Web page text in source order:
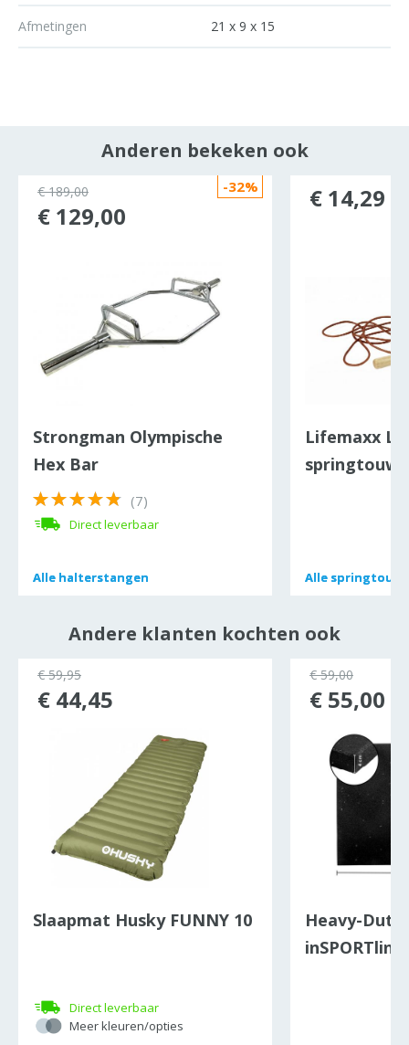
Afmetingen 21 x 9 x 15
Anderen bekeken ook
-32%
Strongman Olympische
Hex Bar
(7)
Direct leverbaar
Alle halterstangen
Alle halterstangen
€ 189,00
€ 129,00
Lifemaxx
springtouw
Alle
Alle
€ 14,29
Andere klanten kochten ook
Slaapmat Husky FUNNY 10
Direct leverbaar
Meer kleuren/opties
€ 59,95
€ 44,45
Heavy-
€ 59,00
€ 55,00